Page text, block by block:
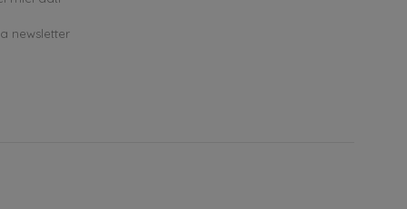
newsletter